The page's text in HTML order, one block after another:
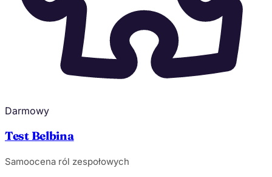
Darmowy
Test Belbina
Samoocena ról zespołowych